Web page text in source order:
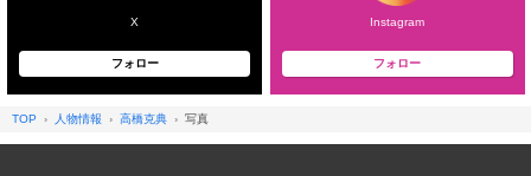
X
フォロー
Instagram
フォロー
TOP 人物情報 高橋克典 写真